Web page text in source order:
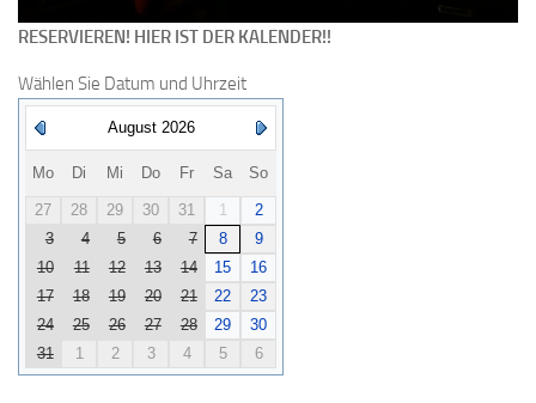
RESERVIEREN! HIER IST DER KALENDER!!
Wählen Sie Datum und Uhrzeit
August 2026
Mo Di Mi Do Fr Sa So
27 28 29 30 31 1
2
3
4 5 6 7 8
9
10
11 12 13 14 15
16
17
18 19 20 21 22
23
24
25 26 27 28 29
30
31
1 2 3 4 5 6